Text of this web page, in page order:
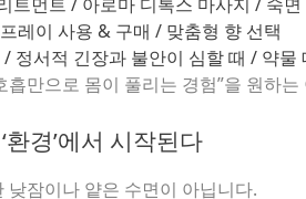
레이 사용 & 구매 / 맞춤형 향 선택
정서적 긴장과 불안이 심할 때 / 약물
흡만으로 몸이 풀리는 경험”을 원하
경’에서 시작된다
잠이나 얕은 수면이 아닙니다.